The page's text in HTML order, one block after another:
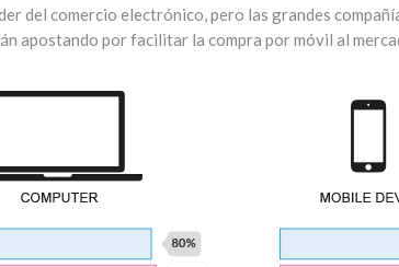
del comercio electrónico, pero las grandes
apostando por facilitar la compra por móvil al